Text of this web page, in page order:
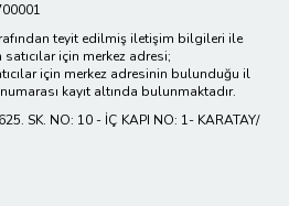
teyit edilmiş iletişim bilgileri ile
için merkez adresi;
için merkez adresinin bulunduğu il
kayıt altında bulunmaktadır.
SK. NO: 10 - İÇ KAPI NO: 1- KARATAY/